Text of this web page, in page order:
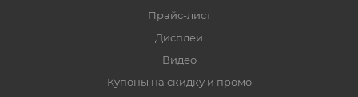
Прайс-лист
Дисплеи
Видео
Купоны на скидку и промо